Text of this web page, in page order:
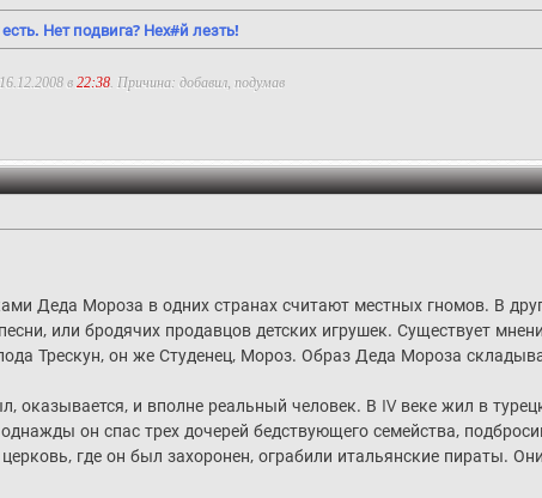
Нет подвига? Нех#й лезть!
в 22:38 . Причина: добавил, подумав
Деда Мороза в одних странах считают местных гномов. В
или бродячих продавцов детских игрушек. Существует
Трескун, он же Студенец, Мороз. Образ Деда Мороза
оказывается, и вполне реальный человек. В IV веке жил в
он спас трех дочерей бедствующего семейства,
где он был захоронен, ограбили итальянские пираты.